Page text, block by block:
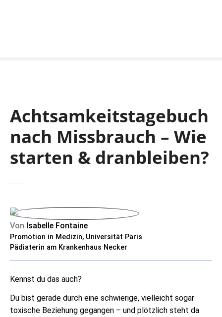
Achtsamkeitstagebuch
nach Missbrauch – Wie
starten & dranbleiben?
Von Isabelle Fontaine
Promotion in Medizin, Universität Paris
Pädiaterin am Krankenhaus Necker
Kennst du das auch?
Du bist gerade durch eine schwierige, vielleicht sogar
toxische Beziehung gegangen – und plötzlich steht da